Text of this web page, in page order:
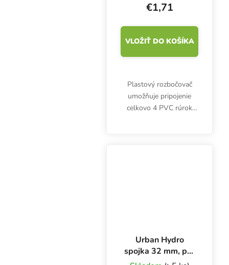
€1,71
VLOŽIŤ DO KOŠÍKA
Plastový rozbočovač
umožňuje pripojenie
celkovo 4 PVC rúrok
Urban Hydro
spojka 32 mm, pre
5 PVC rúr na NFT